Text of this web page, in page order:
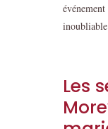
Les